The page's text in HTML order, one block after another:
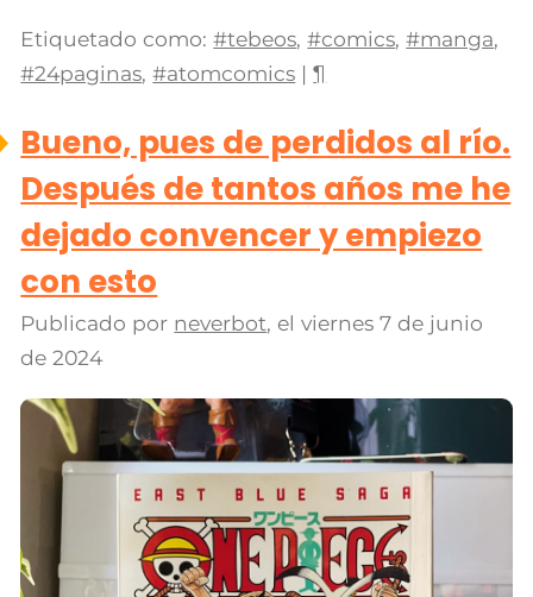
Etiquetado como: #tebeos,#comics,#manga,
#24paginas,#atomcomics |¶
Bueno, pues de perdidos al río.
Después de tantos años me he
dejado convencer y empiezo
con esto
Publicado por neverbot, elviernes 7 de junio
de 2024